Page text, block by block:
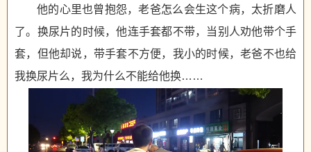
他的心里也曾抱怨，老爸怎么会生这个病，太折磨人
了。换尿片的时候，他连手套都不带，当别人劝他带个手
套，但他却说，带手套不方便，我小的时候，老爸不也给
我换尿片么，我为什么不能给他换……